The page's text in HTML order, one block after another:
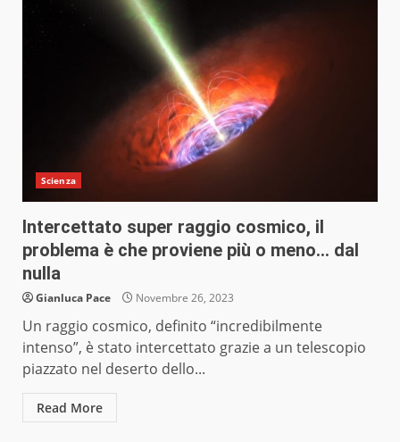
Scienza
Intercettato super raggio cosmico, il
problema è che proviene più o meno… dal
nulla
Gianluca Pace Novembre 26, 2023
Un raggio cosmico, definito “incredibilmente
intenso”, è stato intercettato grazie a un telescopio
piazzato nel deserto dello...
Read More